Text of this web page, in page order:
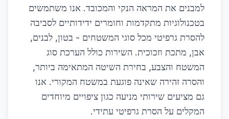
למבנים את המראה הנקי והמכובד. אנו משתמשים
בטכנולוגיות מתקדמות וחומרים ידידותיים לסביבה
להסרת גרפיטי מכל סוגי המשטחים - בטון, לבנים,
אבן, מתכת וזכוכית. השירות כולל הערכת סוג
המשטח והצבע, בחירת השיטה המתאימה ביותר,
והסרה זהירה שאינה פוגעת במשטח המקורי. אנו
גם מציעים שירותי מניעה כגון ציפויים מיוחדים
המקלים על הסרת גרפיטי עתידי.